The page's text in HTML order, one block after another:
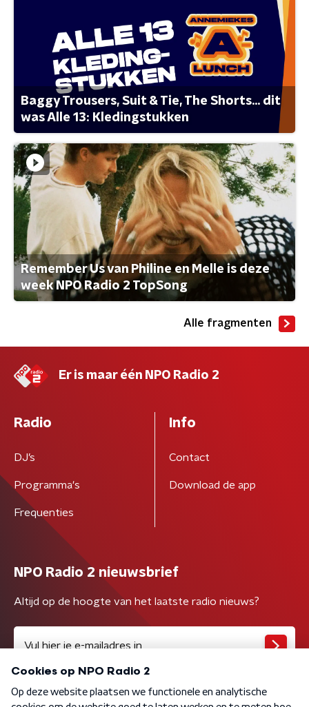
Baggy Trousers, Suit & Tie, The Shorts... dit
was Alle 13: Kledingstukken
Remember Us van Philine en Melle is deze
week NPO Radio 2 TopSong
Alle fragmenten
Er is maar één NPO Radio 2
Radio
DJ’s
Programma's
Frequenties
Info
Contact
Download de app
NPO Radio 2 nieuwsbrief
Altijd op de hoogte van het laatste radio nieuws?